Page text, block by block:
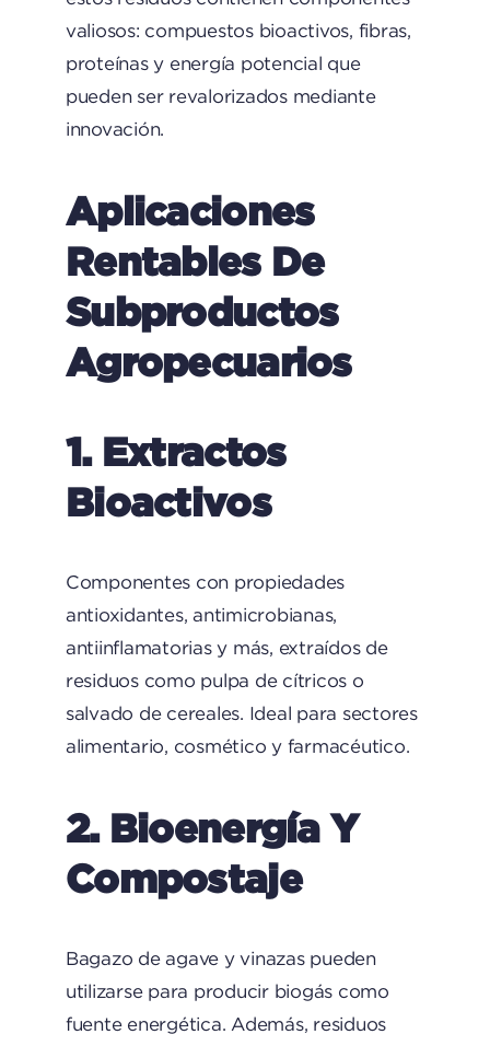
valiosos: compuestos bioactivos, fibras,
proteínas y energía potencial que
pueden ser revalorizados mediante
innovación.
Aplicaciones
Rentables De
Subproductos
Agropecuarios
1. Extractos
Bioactivos
Componentes con propiedades
antioxidantes, antimicrobianas,
antiinflamatorias y más, extraídos de
residuos como pulpa de cítricos o
salvado de cereales. Ideal para sectores
alimentario, cosmético y farmacéutico.
2. Bioenergía Y
Compostaje
Bagazo de agave y vinazas pueden
utilizarse para producir biogás como
fuente energética. Además, residuos